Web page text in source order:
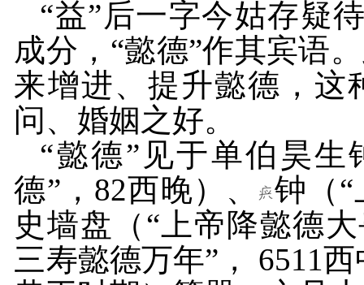
“益”后一字今姑存疑
成分，“懿德”作其宾语
来增进、提升懿德，这
问、婚姻之好。
“懿德”见于单伯昊生
德”， 82西晚）、
钟（
史墙盘（“上帝降懿德
三寿懿德万年”，
6511西